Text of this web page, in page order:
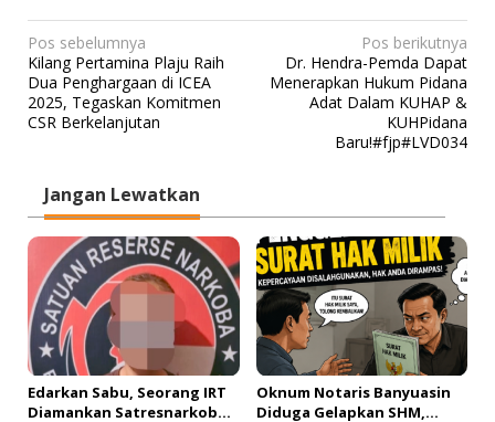
N
a
v
i
a
s
i
p
o
s
Pos sebelumnya
Kilang Pertamina Plaju Raih
Dua Penghargaan di ICEA
2025, Tegaskan Komitmen
CSR Berkelanjutan
Pos berikutnya
Dr. Hendra-Pemda Dapat
Menerapkan Hukum Pidana
Adat Dalam KUHAP &
KUHPidana
Baru!#fjp#LVD034
Jangan Lewatkan
Edarkan Sabu, Seorang IRT
Diamankan Satresnarkoba
Oknum Notaris Banyuasin
Diduga Gelapkan SHM,